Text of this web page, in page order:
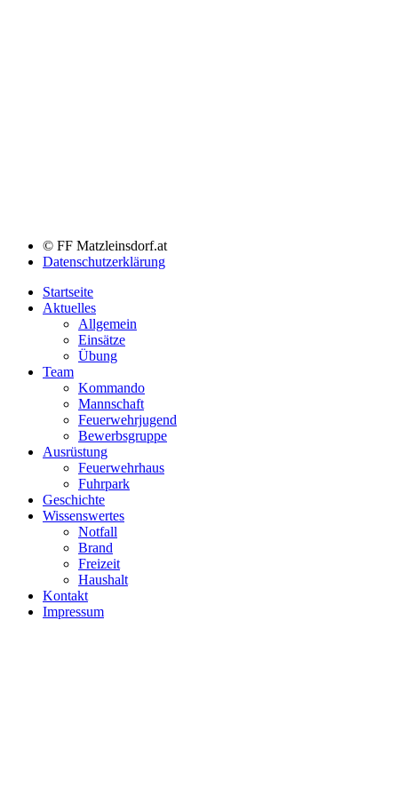
© FF Matzleinsdorf.at
Datenschutzerklärung
Startseite
Aktuelles
Allgemein
Einsätze
Übung
Team
Kommando
Mannschaft
Feuerwehrjugend
Bewerbsgruppe
Ausrüstung
Feuerwehrhaus
Fuhrpark
Geschichte
Wissenswertes
Notfall
Brand
Freizeit
Haushalt
Kontakt
Impressum